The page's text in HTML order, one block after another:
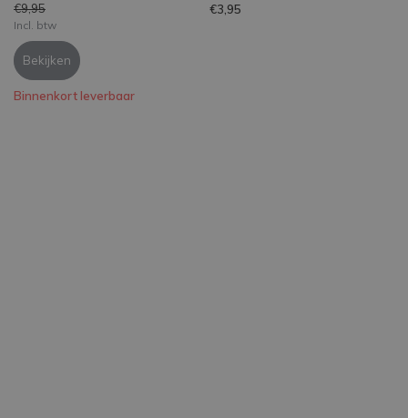
€9,95 €3,95
Incl. btw
Bekijken
Binnenkort leverbaar